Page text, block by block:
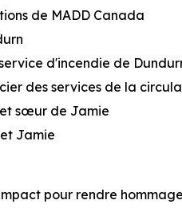
de MADD Canada
d'incendie de
des services de la
sœur de Jamie
Jamie
pour rendre